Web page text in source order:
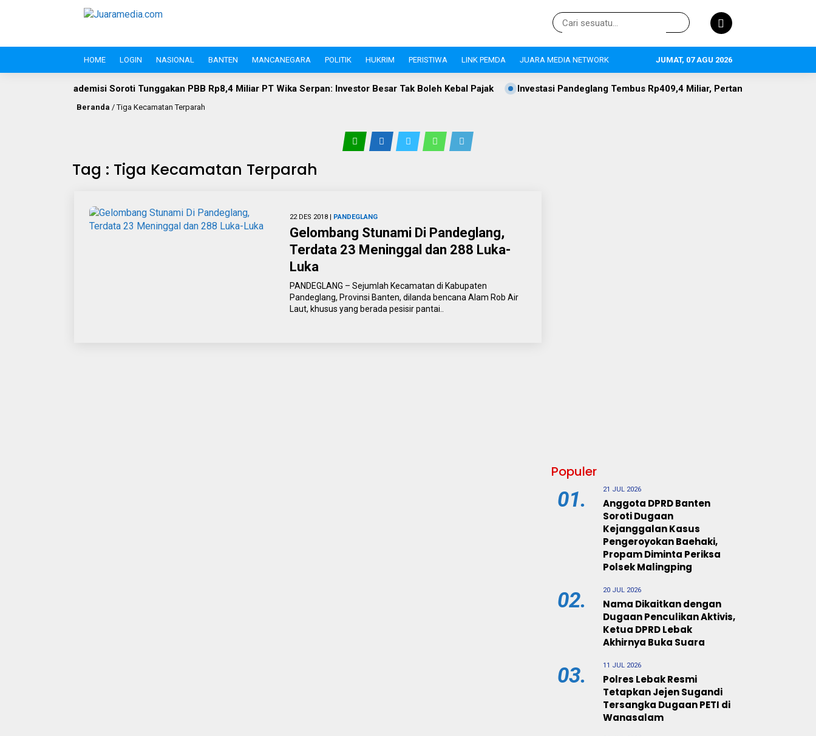
HOME LOGIN NASIONAL BANTEN MANCANEGARA POLITIK HUKRIM PERISTIWA LINK PEMDA JUARA MEDIA NETWORK JUMAT, 07 AGU 2026
Soroti Tunggakan PBB Rp8,4 Miliar PT Wika Serpan: Investor Besar Tak Boleh Kebal Pajak Investasi Pandeglang Tembus Rp409,4 Miliar, Pertanian Jadi Primadona, 634 Tenaga
Beranda /Tiga Kecamatan Terparah
Tag : Tiga Kecamatan Terparah
22 DES 2018 | PANDEGLANG
Gelombang Stunami Di Pandeglang,
Terdata 23 Meninggal dan 288 Luka-
Luka
PANDEGLANG – Sejumlah Kecamatan di Kabupaten
Pandeglang, Provinsi Banten, dilanda bencana Alam Rob Air
Laut, khusus yang berada pesisir pantai..
Populer
01. 21 JUL 2026
Anggota DPRD Banten
Soroti Dugaan
Kejanggalan Kasus
Pengeroyokan Baehaki,
Propam Diminta Periksa
Polsek Malingping
02. 20 JUL 2026
Nama Dikaitkan dengan
Dugaan Penculikan Aktivis,
Ketua DPRD Lebak
Akhirnya Buka Suara
03. 11 JUL 2026
Polres Lebak Resmi
Tetapkan Jejen Sugandi
Tersangka Dugaan PETI di
Wanasalam